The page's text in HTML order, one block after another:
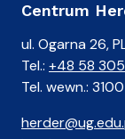
Centrum
ul. Ogarna 26,
Tel.: +48 58
Tel. wewn.: 3100